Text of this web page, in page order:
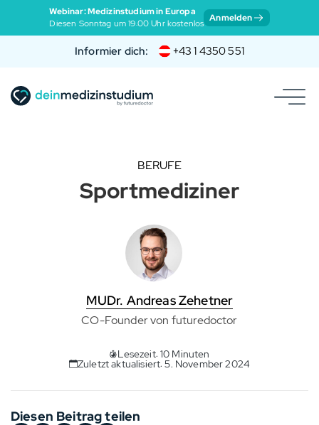
Webinar: Medizinstudium in Europa
Diesen Sonntag um 19:00 Uhr kostenlos Anmelden
Informier dich: +43 1 4350 551
BERUFE
Sportmediziner
MUDr. Andreas Zehetner
CO-Founder von futuredoctor
Lesezeit: 10 Minuten
Zuletzt aktualisiert: 5. November 2024
Diesen Beitrag teilen